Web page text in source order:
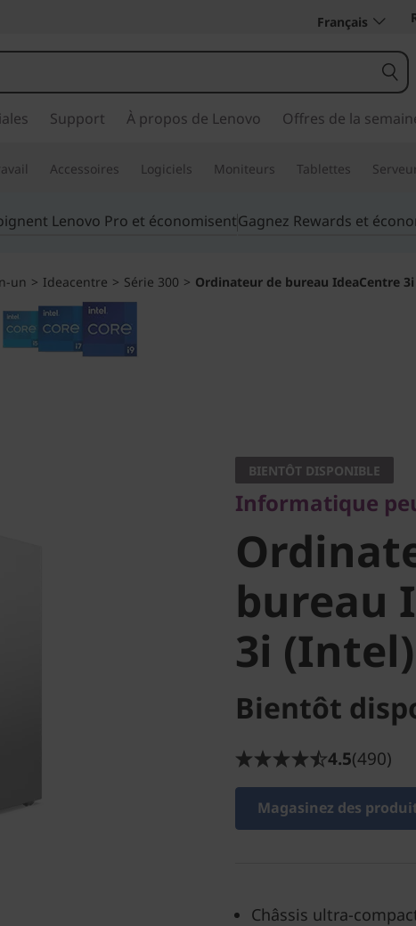
Français
Support À propos de Lenovo Offres de la
Accessoires Logiciels Moniteurs Tablettes
Lenovo Pro et économisentGagnez Rewards et
un > Ideacentre > Série 300 > Ordinateur de bureau IdeaCentre
bureau
3i (Intel)
BIENTÔT DISPONIBLE
Informatique
bureau
3i (Intel)
Bientôt
4.5(490)
Magasinez des
Châssis ultra-